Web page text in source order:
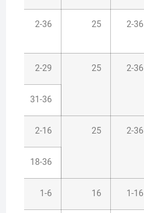
2-36
25
2-36
2-36
25
2-29
31-36
2-36
25
2-16
18-36
1-16
16
1-6